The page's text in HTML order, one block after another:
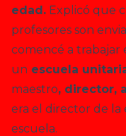
edad. Explicó que
profesores son
comencé a trabajar
un escuela
maestro, director,
era el director de la
escuela.